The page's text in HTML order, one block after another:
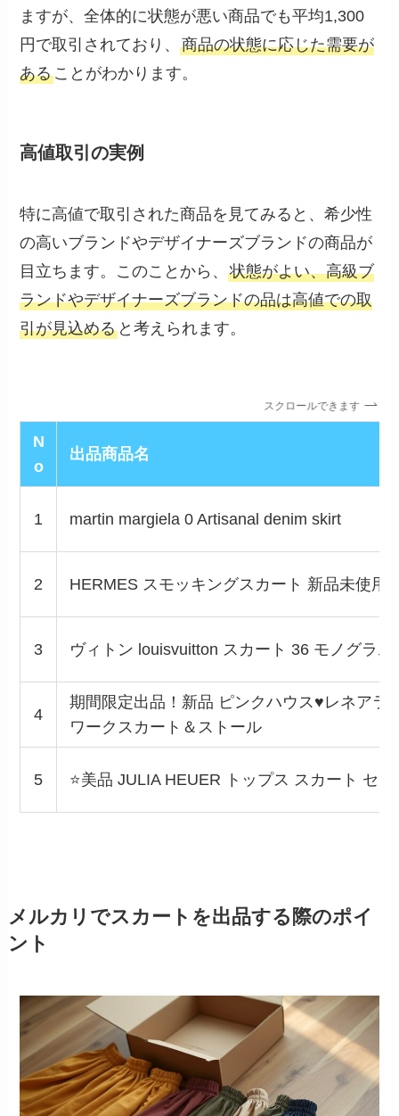
ますが、全体的に状態が悪い商品でも平均1,300
円で取引されており、商品の状態に応じた需要が
あることがわかります。
高値取引の実例
特に高値で取引された商品を見てみると、希少性
の高いブランドやデザイナーズブランドの商品が
目立ちます。このことから、状態がよい、高級ブ
ランドやデザイナーズブランドの品は高値での取
引が見込める と考えられます。
スクロールできます
N
o
出品商品名
1 martin margiela 0 Artisanal denim skirt
2 HERMES スモッキングスカート 新品未使用
3 ヴィトン louisvuitton スカート 36 モノグラム
4
期間限定出品！新品 ピンクハウス♥レネアラ
ワークスカート＆ストール
5 ⭐️美品 JULIA HEUER トップス スカート セッ
メルカリでスカートを出品する際のポイ
ント